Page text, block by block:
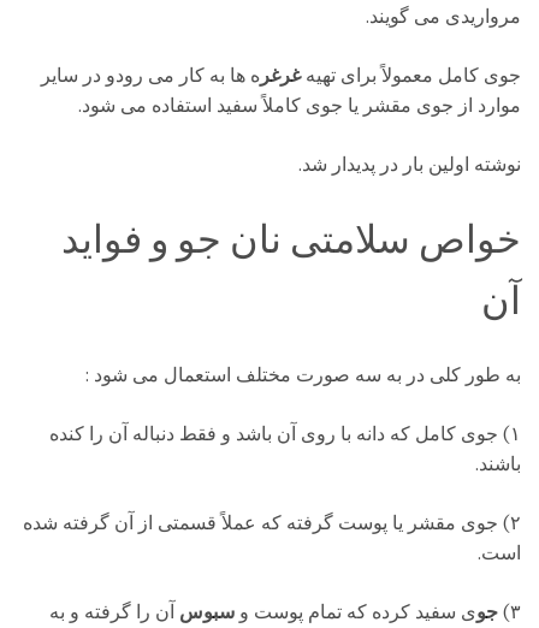
مرواریدی می گویند.
جوی کامل معمولاً برای تهیهغرغره ها به کار می رودو در سایر
موارد از جوی مقشر یا جوی کاملاً سفید استفاده می شود.
نوشته اولین بار در پدیدار شد.
خواص سلامتی نان جو و فواید
آن
به طور کلی در به سه صورت مختلف استعمال می شود :
۱) جوی کامل که دانه با
روی آن باشد و فقط دنباله آن را کنده
باشند.
۲) جوی مقشر یا پوست گرفته که عملاً قسمتی از
آن گرفته شده
است.
۳) جوی سفید کرده که تمام پوست و سبوس آن را گرفته و به